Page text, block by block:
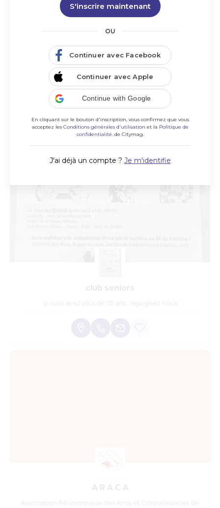
Club Omnisport et Culturel des Ecureuils
Cyclo
Le vélo est un sport individuel que nous avons décidé de
pratiquer en groupe
club seniors
si vous avez plus de 55 ans , rejoignez nous
A R A C A
Association Réunionnaise des Amis et Connaissances de
S'inscrire maintenant
OU
Continuer avec Facebook
Continuer avec Apple
Continue with Google
En cliquant sur le bouton d'inscription, vous confirmez que vous
acceptez les Conditions générales d'utilisation et la Politique de
confidentialité. de Citymag.
J'ai déjà un compte ? Je m'identifie